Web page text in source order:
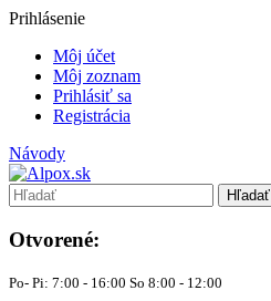
Prihlásenie
Môj účet
Môj zoznam
Prihlásiť sa
Registrácia
Návody
Hľadať
Otvorené:
Po- Pi: 7:00 - 16:00 So 8:00 - 12:00